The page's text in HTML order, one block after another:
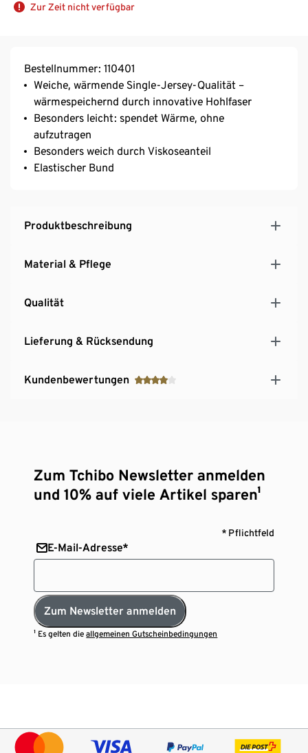
Zur Zeit nicht verfügbar
Bestellnummer: 110401
Weiche, wärmende Single-Jersey-Qualität –
wärmespeichernd durch innovative Hohlfaser
Besonders leicht: spendet Wärme, ohne
aufzutragen
Besonders weich durch Viskoseanteil
Elastischer Bund
Produktbeschreibung
Material & Pflege
Qualität
Lieferung & Rücksendung
Kundenbewertungen
Zum Tchibo Newsletter anmelden
und 10% auf viele Artikel sparen¹
* Pflichtfeld
E-Mail-Adresse*
Zum Newsletter anmelden
¹ Es gelten dieallgemeinen Gutscheinbedingungen